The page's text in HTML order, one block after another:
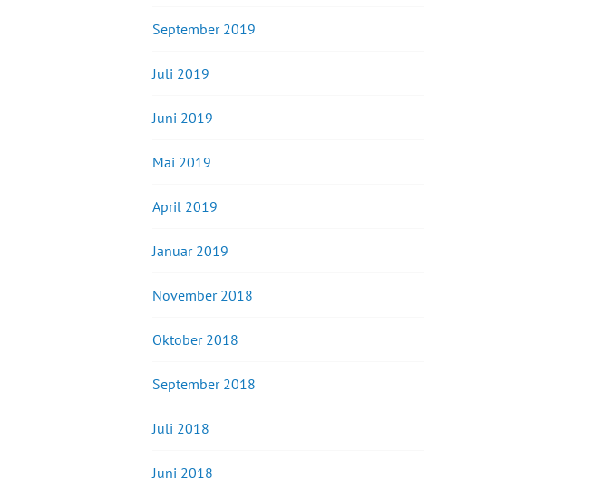
September 2019
Juli 2019
Juni 2019
Mai 2019
April 2019
Januar 2019
November 2018
Oktober 2018
September 2018
Juli 2018
Juni 2018